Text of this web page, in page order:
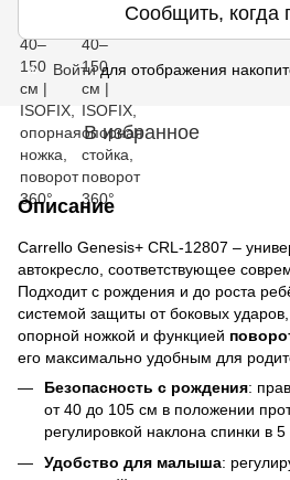
Сообщить, когда
% Войтидля отображения
В избранное
Описание
Carrello Genesis+ CRL-12807 –
автокресло, соответствующее
Подходит с рождения и до роста
системой защиты от боковых
опорной ножкой и функцией
его максимально удобным для
Безопасность с рождения:
от 40 до 105 см в положении
регулировкой наклона спинки в
Удобство для малыша: